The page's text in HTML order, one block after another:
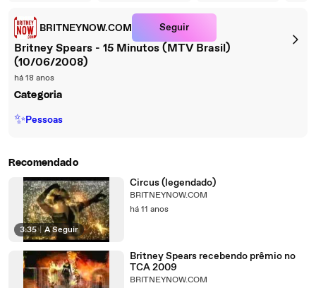
BRITNEYNOW.COM Seguir
Britney Spears - 15 Minutos (MTV Brasil)
(10/06/2008)
há 18 anos
Categoria
✨Pessoas
Recomendado
3:35 | A Seguir
Circus (legendado)
BRITNEYNOW.COM
há 11 anos
Britney Spears recebendo prêmio no
TCA 2009
BRITNEYNOW.COM